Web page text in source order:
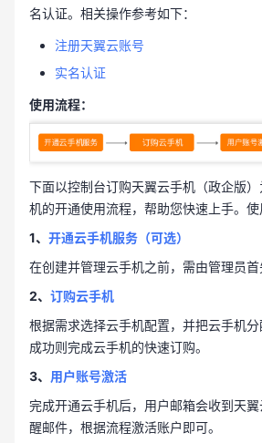
名认证。相关操作参考如下：
注册天翼云账号
实名认证
使用流程：
下面以控制台订购天翼云手机（政企版
机的开通使用流程，帮助您快速上手。使
1、 开通云手机服务（可选）
在创建并管理云手机之前，需由管理员首
2、 订购云手机
根据需求选择云手机配置，并把云手机
成功则完成云手机的快速订购。
3、 用户账号激活
完成开通云手机后，用户邮箱会收到天
醒邮件，根据流程激活账户即可。